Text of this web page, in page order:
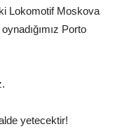
Lokomotif Moskova
Porto
yetecektir!